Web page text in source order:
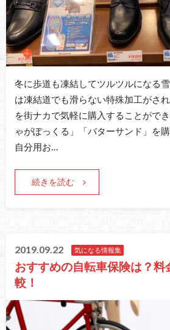
冬に歩道も凍結してツルツルになる
は凍結道でも滑らない特殊加工がさ
を街ナカで気軽に購入することがで
ゃがぽっくる」「バターサンド」を
自分用お…
続きを読む
2019.09.22 気になる情報集
おすすめの自転車保険は？
較！